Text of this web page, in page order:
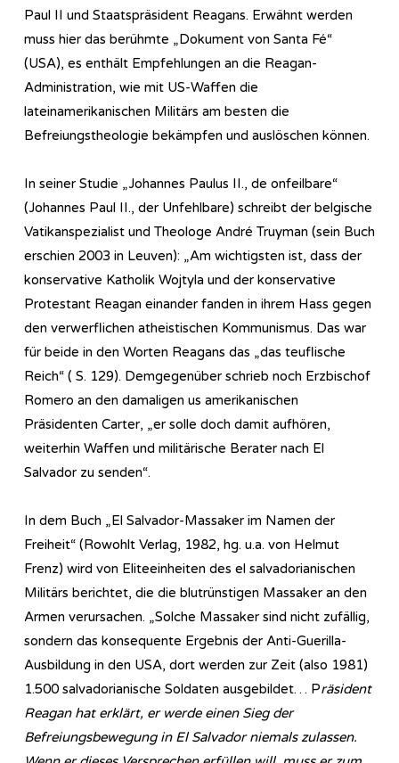
Paul II und Staatspräsident Reagans. Erwähnt werden
muss hier das berühmte „Dokument von Santa Fé“
(USA), es enthält Empfehlungen an die Reagan-
Administration, wie mit US-Waffen die
lateinamerikanischen Militärs am besten die
Befreiungstheologie bekämpfen und auslöschen können.
In seiner Studie „Johannes Paulus II., de onfeilbare“
(Johannes Paul II., der Unfehlbare) schreibt der belgische
Vatikanspezialist und Theologe André Truyman (sein Buch
erschien 2003 in Leuven): „Am wichtigsten ist, dass der
konservative Katholik Wojtyla und der konservative
Protestant Reagan einander fanden in ihrem Hass gegen
den verwerflichen atheistischen Kommunismus. Das war
für beide in den Worten Reagans das „das teuflische
Reich“ ( S. 129). Demgegenüber schrieb noch Erzbischof
Romero an den damaligen us amerikanischen
Präsidenten Carter, „er solle doch damit aufhören,
weiterhin Waffen und militärische Berater nach El
Salvador zu senden“.
In dem Buch „El Salvador-Massaker im Namen der
Freiheit“ (Rowohlt Verlag, 1982, hg. u.a. von Helmut
Frenz) wird von Eliteeinheiten des el salvadorianischen
Militärs berichtet, die die blutrünstigen Massaker an den
Armen verursachen. „Solche Massaker sind nicht zufällig,
sondern das konsequente Ergebnis der Anti-Guerilla-
Ausbildung in den USA, dort werden zur Zeit (also 1981)
1.500 salvadorianische Soldaten ausgebildet… Präsident
Reagan hat erklärt, er werde einen Sieg der
Befreiungsbewegung in El Salvador niemals zulassen.